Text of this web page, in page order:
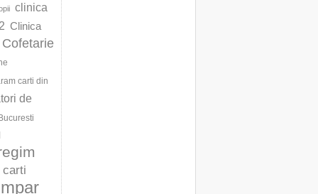
clinica
Clinica
Cofetarie
carti din
de
carti